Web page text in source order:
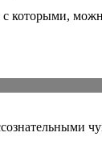
которыми,